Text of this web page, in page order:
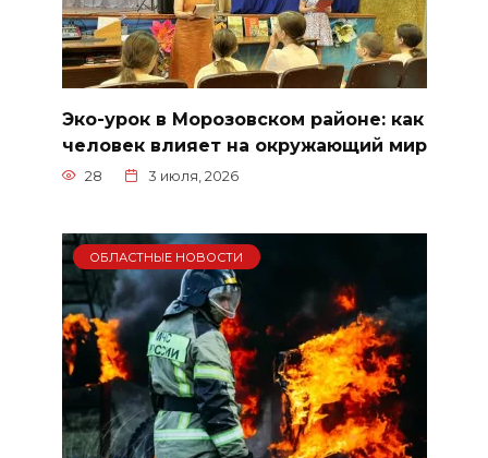
Эко-урок в Морозовском районе: как
человек влияет на окружающий мир
28 3 июля, 2026
ОБЛАСТНЫЕ НОВОСТИ